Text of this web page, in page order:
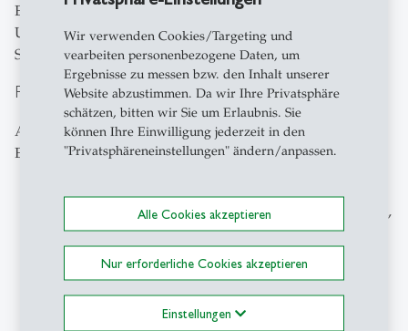
Wir verwenden Cookies/Targeting und
vearbeiten personenbezogene Daten, um
Ergebnisse zu messen bzw. den Inhalt unserer
Website abzustimmen. Da wir Ihre Privatsphäre
schätzen, bitten wir Sie um Erlaubnis. Sie
können Ihre Einwilligung jederzeit in den
"Privatsphäreneinstellungen" ändern/anpassen.
Alle Cookies akzeptieren
Nur erforderliche Cookies akzeptieren
Einstellungen
Evakuierungsinformationen Leben zu retten – in der
Ukraine wie auch in anderen Konfliktregionen», sagt
Studienautor Matthias Weber.
Politische Empfehlungen
Aus den Resultaten leitet das Forschungsteam mehrere
Empfehlungen ab:
Entscheidend sind praktische Angaben zu Zielorten,
Transport und verfügbaren Ressourcen – weniger
die Formulierung.
Transport organisieren und kommunizieren.
Kostenlose Busse oder Sammeltransporte zeigen,
dass Pläne durchdacht sind, und steigern die